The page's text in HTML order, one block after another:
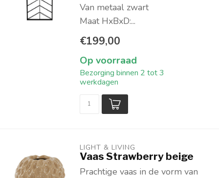
Van metaal zwart
Maat HxBxD:...
€199,00
Op voorraad
Bezorging binnen 2 tot 3
werkdagen
LIGHT & LIVING
Vaas Strawberry beige
Prachtige vaas in de vorm van